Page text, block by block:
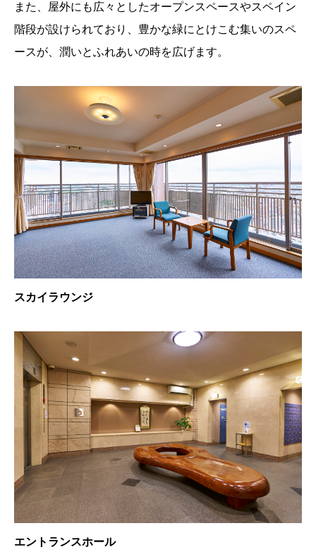
また、屋外にも広々としたオープンスペースやスペイン
階段が設けられており、豊かな緑にとけこむ集いのスペ
ースが、潤いとふれあいの時を広げます。
スカイラウンジ
エントランスホール